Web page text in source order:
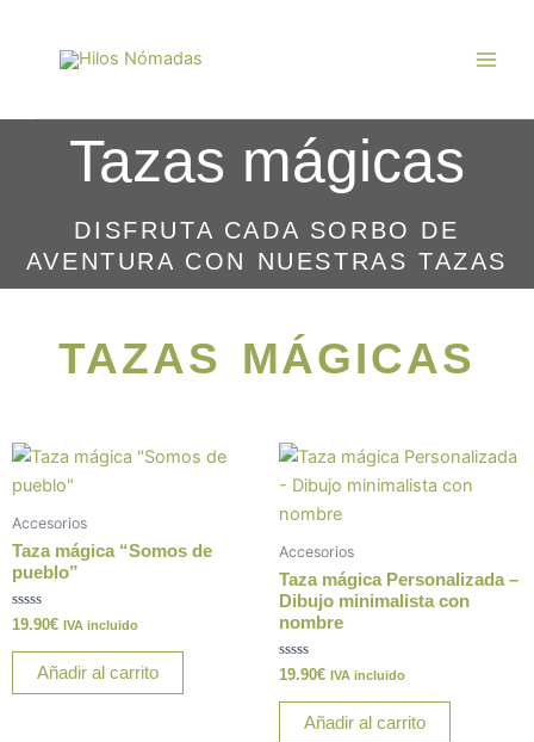
contenido
Tazas mágicas
DISFRUTA CADA SORBO DE
AVENTURA CON NUESTRAS TAZAS
TAZAS MÁGICAS
Accesorios
Taza mágica “Somos de
pueblo”
Valorado
con
0
19.90€ IVA incluido
Añadir al carrito
Accesorios
Taza mágica Personalizada –
Dibujo minimalista con
nombre
Valorado
con
0
19.90€ IVA incluido
Añadir al carrito